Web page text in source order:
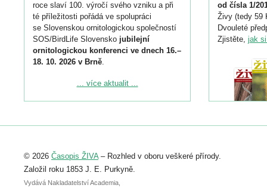
roce slaví 100. výročí svého vzniku a při
té příležitosti pořádá ve spolupráci
se Slovenskou ornitologickou společností
SOS/BirdLife Slovensko jubilejní
ornitologickou konferenci ve dnech 16.–
18. 10. 2026 v Brně.
Podrobnější informace ke konferenci
Registrovat se můžete do 6. září.
abstraktu přihlášené přednášky nebo
posteru je už 30. června.
... více aktualit ...
od čísla 1/
Živy (tedy 59
Dvouleté
Zjistěte, jak
© 2026 Časopis ŽIVA– Rozhled v oboru veškeré přírody.
Založil roku 1853 J. E. Purkyně.
Vydává Nakladatelství Academia,